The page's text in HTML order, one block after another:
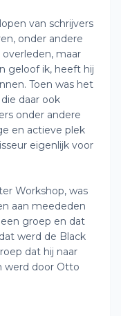
van schrijvers
onder andere
maar
geloof ik, heeft hij
Toen was het
daar ook
onder andere
en actieve plek
eigenlijk voor
Workshop, was
aan meededen
groep en dat
werd de Black
dat hij naar
werd door Otto